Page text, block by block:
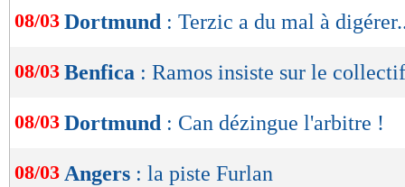
08/03 Dortmund : Terzic a du mal à
08/03 Benfica : Ramos insiste sur le collectif
08/03 Dortmund : Can dézingue l'arbitre !
08/03 Angers : la piste Furlan